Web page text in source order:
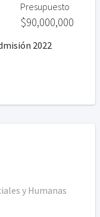
2022
Presupuesto
$90,000,000
y Humanas